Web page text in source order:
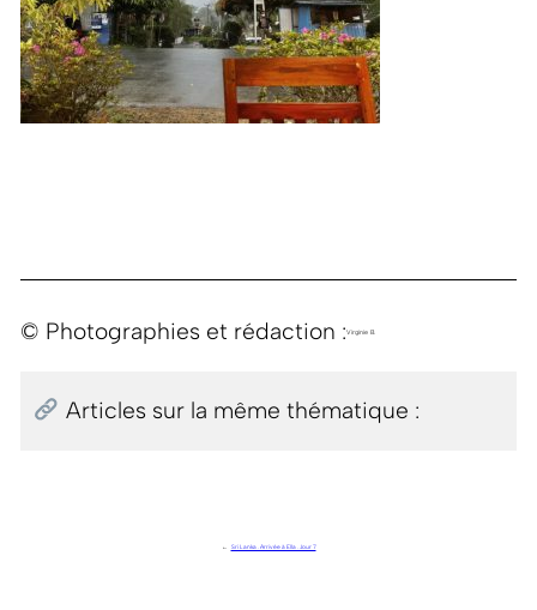
© Photographies et rédaction :Virginie B.
Articles sur la même thématique :
← Sri Lanka . Arrivée à Ella . Jour 7